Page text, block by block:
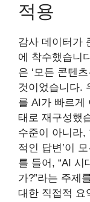
적용
감사 데이터가
에 착수했습니
은 ‘모든 콘텐
것이었습니다.
를 AI가 빠르게
태로 재구성했
수준이 아니라,
적인 답변’이
를 들어, “AI 시
가?”라는 주제
대한 직접적 요